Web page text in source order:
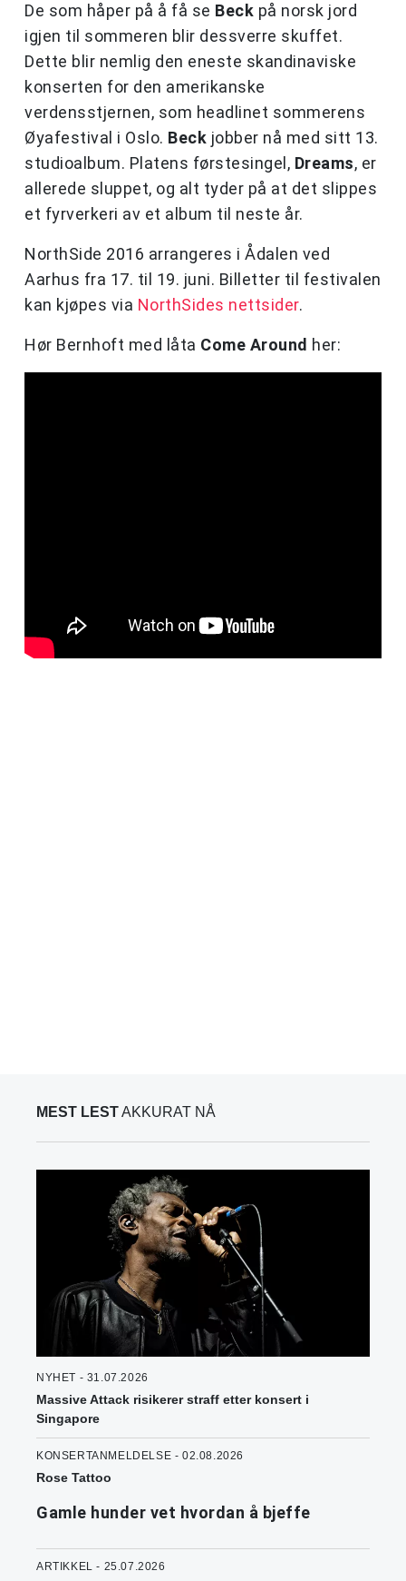
De som håper på å få se Beck på norsk jord
igjen til sommeren blir dessverre skuffet.
Dette blir nemlig den eneste skandinaviske
konserten for den amerikanske
verdensstjernen, som headlinet sommerens
Øyafestival i Oslo. Beck jobber nå med sitt 13.
studioalbum. Platens førstesingel, Dreams, er
allerede sluppet, og alt tyder på at det slippes
et fyrverkeri av et album til neste år.
NorthSide 2016 arrangeres i Ådalen ved
Aarhus fra 17. til 19. juni. Billetter til festivalen
kan kjøpes via NorthSides nettsider.
Hør Bernhoft med låta Come Around her:
MEST LESTAKKURAT NÅ
NYHET - 31.07.2026
Massive Attack risikerer straff etter konsert i
Singapore
KONSERTANMELDELSE - 02.08.2026
Rose Tattoo
Gamle hunder vet hvordan å bjeffe
ARTIKKEL - 25.07.2026